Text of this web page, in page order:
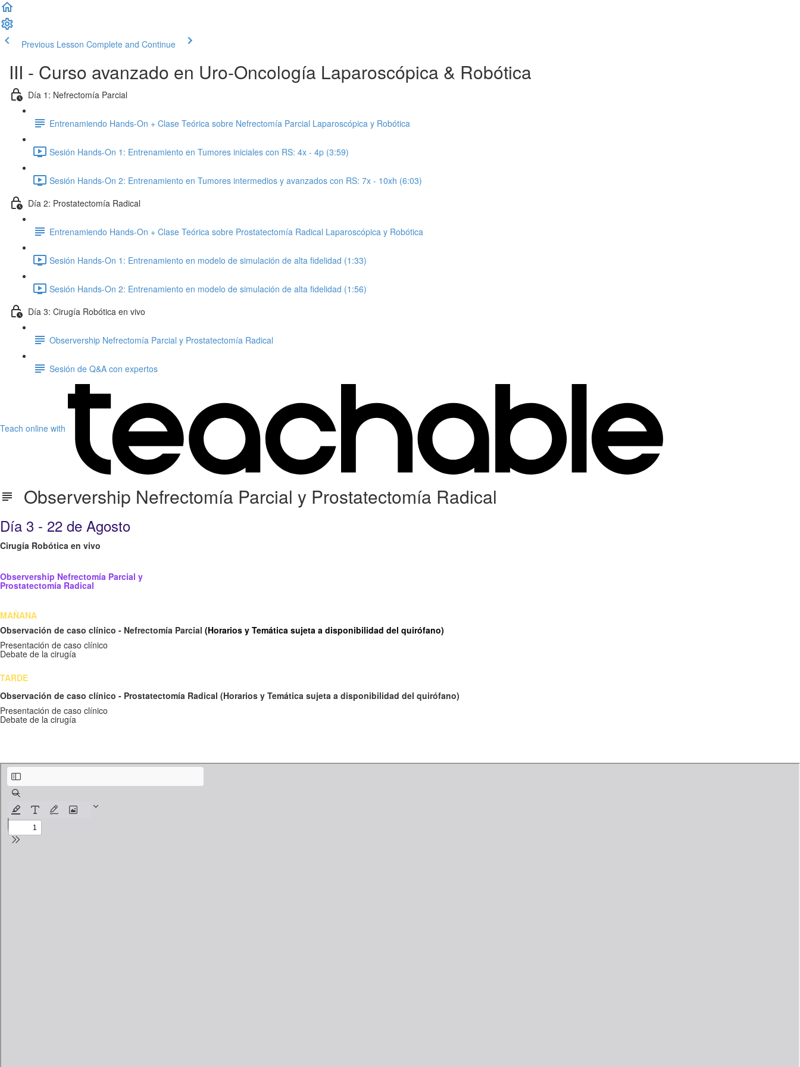
Previous Lesson Complete and Continue
III - Curso avanzado en Uro-Oncología Laparoscópica & Robótica
Día 1: Nefrectomía Parcial
Entrenamiendo Hands-On + Clase Teórica sobre Nefrectomía Parcial Laparoscópica y Robótica
Sesión Hands-On 1: Entrenamiento en Tumores iniciales con RS: 4x - 4p (3:59)
Sesión Hands-On 2: Entrenamiento en Tumores intermedios y avanzados con RS: 7x - 10xh (6:03)
Día 2: Prostatectomía Radical
Entrenamiendo Hands-On + Clase Teórica sobre Prostatectomía Radical Laparoscópica y Robótica
Sesión Hands-On 1: Entrenamiento en modelo de simulación de alta fidelidad (1:33)
Sesión Hands-On 2: Entrenamiento en modelo de simulación de alta fidelidad (1:56)
Día 3: Cirugía Robótica en vivo
Observership Nefrectomía Parcial y Prostatectomía Radical
Sesión de Q&A con expertos
Teach online with
Observership Nefrectomía Parcial y Prostatectomía Radical
Día 3 - 22 de Agosto
Cirugía Robótica en vivo​
Observership Nefrectomía Parcial y
Prostatectomía Radical
MAÑANA
​Observación de caso clínico - Nefrectomía Parcial (Horarios y Temática sujeta a disponibilidad del quirófano)
Presentación de caso clínico
Debate de la cirugía
TARDE
​Observación de caso clínico - Prostatectomía Radical (Horarios y Temática sujeta a disponibilidad del quirófano)
Presentación de caso clínico
Debate de la cirugía